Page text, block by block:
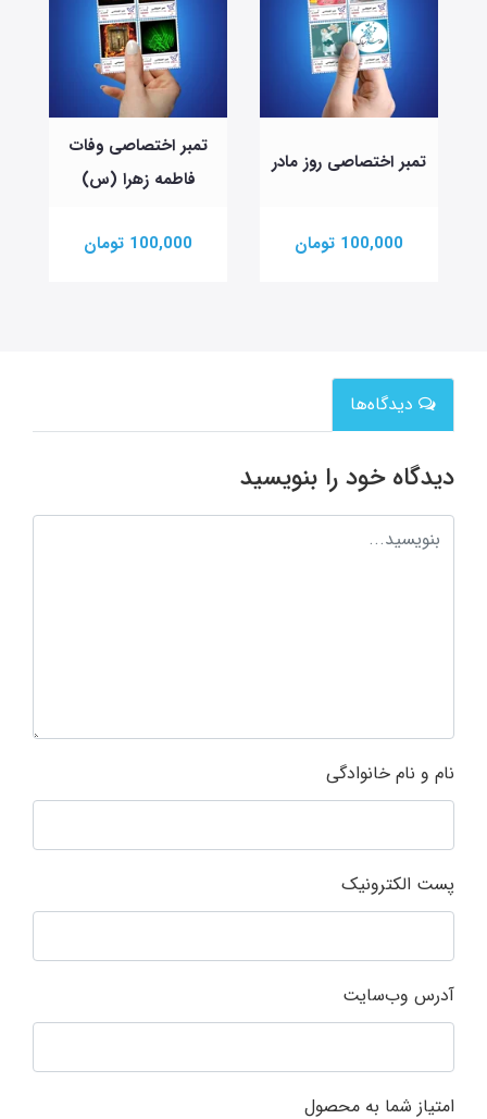
تمبر اختصاصی روز مادر
100,000 تومان
تمبر اختصاصی وفات
فاطمه زهرا (س)
100,000 تومان
دیدگاه‌ها
دیدگاه خود را بنویسید
نام و نام خانوادگی
پست الکترونیک
آدرس وب‌سایت
امتیاز شما به محصول